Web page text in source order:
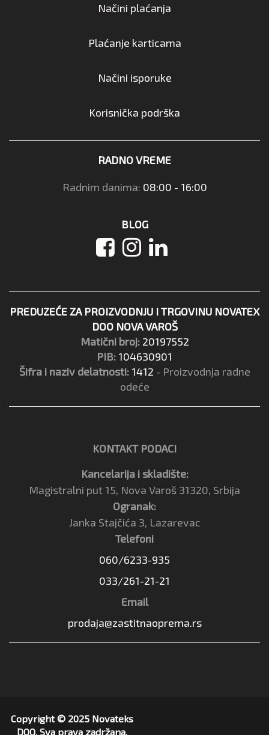
Načini plaćanja
Plaćanje karticama
Načini isporuke
Korisnička podrška
RADNO VREME
Radnim danima: 08:00 - 16:00
BLOG
PREDUZEĆE ZA PROIZVODNJU I TRGOVINU NOVATEX
DOO NOVA VAROŠ
Matični broj: 20197552
PIB: 104630901
Šifra i naziv delatnosti: 1412 - Proizvodnja radne
odeće
KONTAKT PODACI
Kancelarija i skladište:
Magistralni put 15, Nova Varoš 31320, Srbija
Ogranak:
Janka Stajčića 3, Lazarevac
Telefoni
060/6233-935
033/261-21-21
Email
prodaja@zastitnaoprema.rs
Copyright © 2025 Novateks
DOO. Sva prava zadržana.